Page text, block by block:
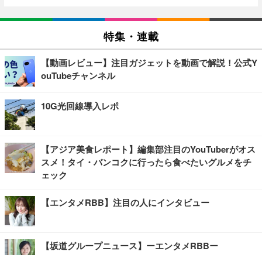
特集・連載
【動画レビュー】注目ガジェットを動画で解説！公式Y
ouTubeチャンネル
10G光回線導入レポ
【アジア美食レポート】編集部注目のYouTuberがオス
スメ！タイ・バンコクに行ったら食べたいグルメをチ
ェック
【エンタメRBB】注目の人にインタビュー
【坂道グループニュース】ーエンタメRBBー